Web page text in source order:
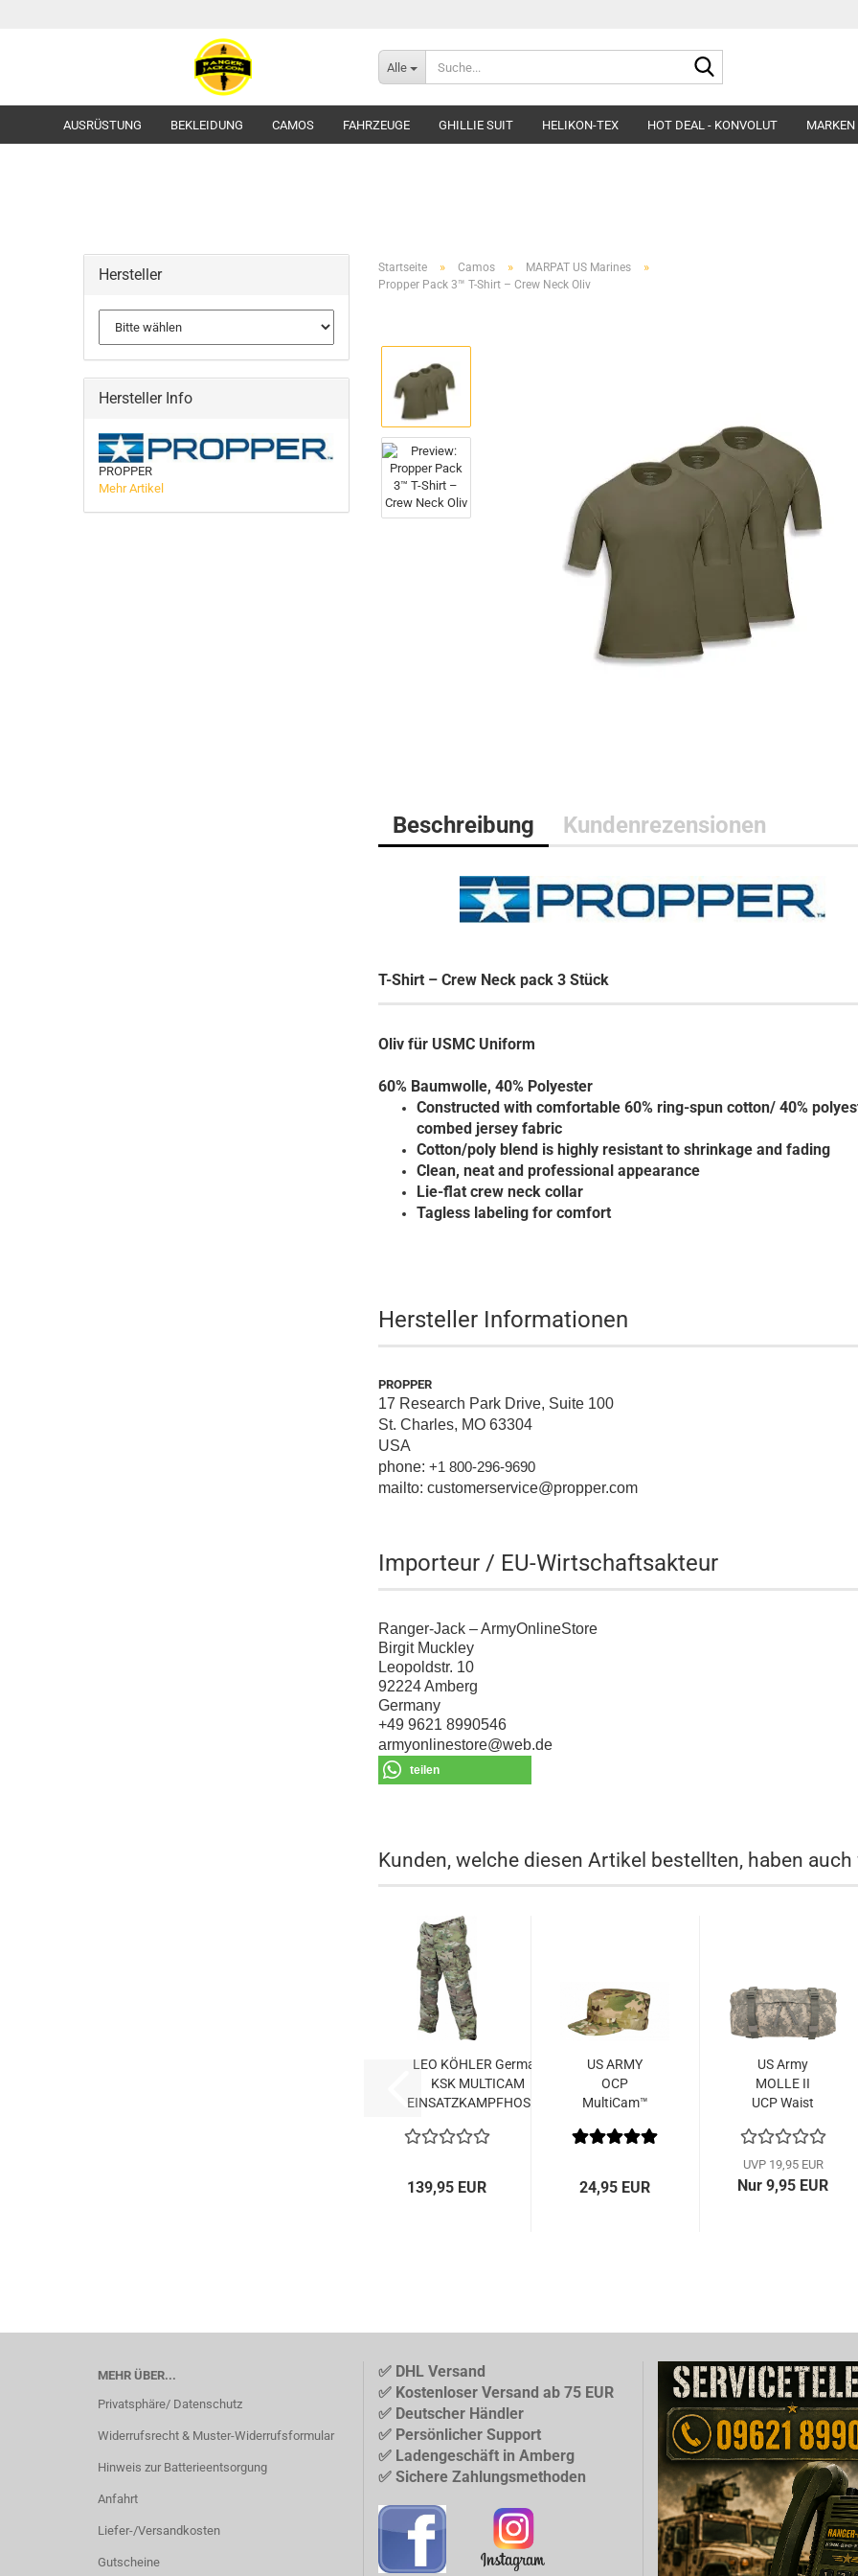
Alle
AUSRÜSTUNG BEKLEIDUNG CAMOS
US Army Abzeichen 2.
FAHRZEUGE GHILLIE SUIT HELIKON-TEX
Morakniv Knives
Bushcraft Line
Medical Line
Morale Line
Outback Line
Patrol Line
Surplus Line
Urban Line
Pouches
Rucksäcke
Taschen
HOT DEAL - KONVOLUT MARKEN
Startseite » Camos » MARPAT US Marines »
Propper Pack 3™ T-Shirt – Crew Neck Oliv
Beschreibung Kundenrezensionen
T-Shirt – Crew Neck pack 3 Stück
Oliv für USMC Uniform
60% Baumwolle, 40% Polyester
Constructed with comfortable 60% ring-spun cotton/ 40%
combed jersey fabric
Cotton/poly blend is highly resistant to shrinkage and fading
Clean, neat and professional appearance
Lie-flat crew neck collar
Tagless labeling for comfort
Hersteller Informationen
PROPPER
17 Research Park Drive, Suite 100
St. Charles, MO 63304
USA
phone: +1 800-296-9690
mailto: customerservice@propper.com
Importeur / EU-Wirtschaftsakteur
Ranger-Jack – ArmyOnlineStore
Birgit Muckley
Leopoldstr. 10
92224 Amberg
Germany
+49 9621 8990546
armyonlinestore@web.de
teilen
Kunden, welche diesen Artikel bestellten, haben
LEO KÖHLER German
KSK MULTICAM
EINSATZKAMPFHOSE...
139,95 EUR
US ARMY
OCP
MultiCam™
24,95 EUR
US Army
MOLLE II
UCP Waist
UVP 19,95 EUR
Nur 9,95 EUR
Hersteller
Hersteller Info
PROPPER
Mehr Artikel
MEHR ÜBER...
Privatsphäre/ Datenschutz
Widerrufsrecht & Muster-Widerrufsformular
Hinweis zur Batterieentsorgung
Anfahrt
Liefer-/Versandkosten
Gutscheine
✅ DHL Versand
✅ Kostenloser Versand ab 75 EUR
✅ Deutscher Händler
✅ Persönlicher Support
✅ Ladengeschäft in Amberg
✅ Sichere Zahlungsmethoden